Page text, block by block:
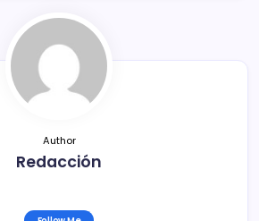
tir
Author
Redacción